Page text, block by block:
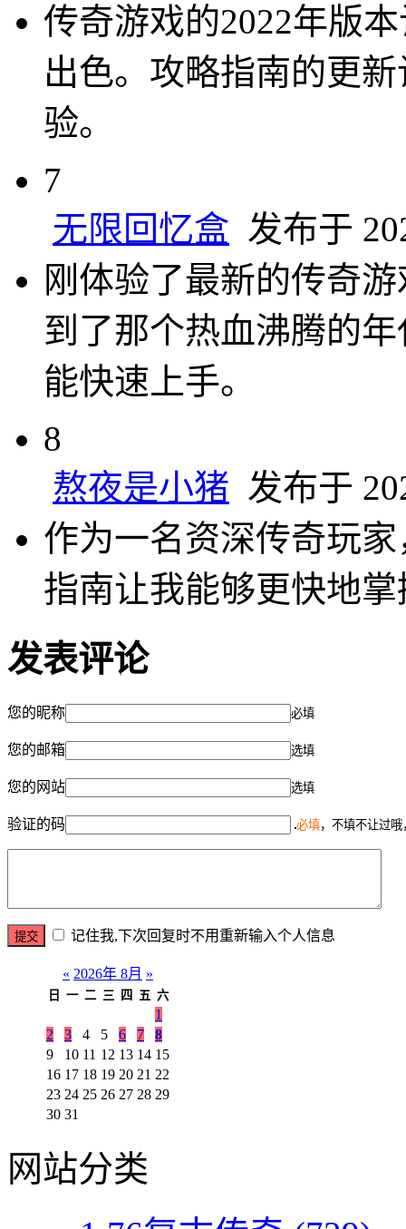
传奇游戏的2022年版
出色。攻略指南的更
验。
7
无限回忆盒 发布于
刚体验了最新的传奇
到了那个热血沸腾的
能快速上手。
8
熬夜是小猪 发布于
作为一名资深传奇玩
指南让我能够更快地
发表评论
您的昵称 必填
您的邮箱 选填
您的网站 选填
验证的码 必填，不填不让过
记住我,下次回复时不用重新输入个人信息
« 2026年 8月 »
日 一 二 三 四 五 六
1
2
3 4 5 6 7
8
9
10 11 12 13 14 15
16 17 18 19 20 21 22
23 24 25 26 27 28 29
30 31
网站分类